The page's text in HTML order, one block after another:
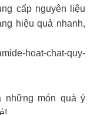
cấp nguyên liệu
hiệu quả nhanh,
hoat-chat-quy-
những món quà ý